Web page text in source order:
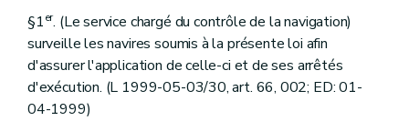
§1er. (Le service chargé du contrôle de la navigation)
surveille les navires soumis à la présente loi afin
d'assurer l'application de celle-ci et de ses arrêtés
d'exécution. (L 1999-05-03/30, art. 66, 002; ED: 01-
04-1999)